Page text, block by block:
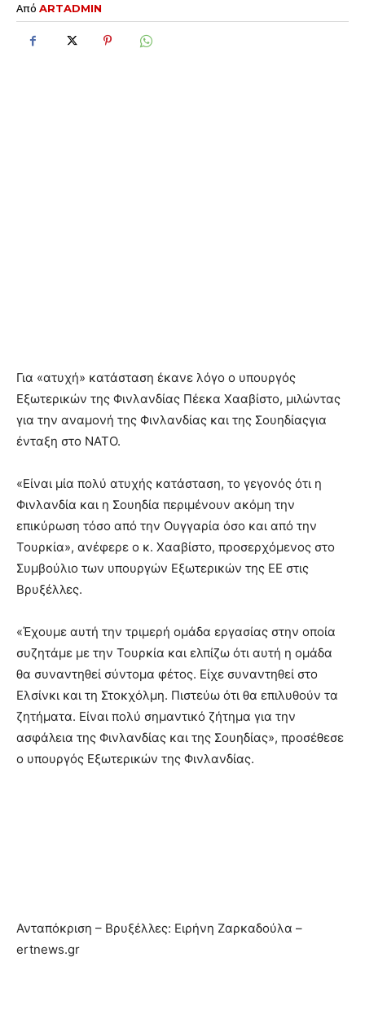
Από ARTADMIN
Για «ατυχή» κατάσταση έκανε λόγο ο υπουργός
Εξωτερικών της Φινλανδίας Πέεκα Χααβίστο, μιλώντας
για την αναμονή της Φινλανδίας και της Σουηδίαςγια
ένταξη στο ΝΑΤΟ.
«Είναι μία πολύ ατυχής κατάσταση, το γεγονός ότι η
Φινλανδία και η Σουηδία περιμένουν ακόμη την
επικύρωση τόσο από την Ουγγαρία όσο και από την
Τουρκία», ανέφερε ο κ. Χααβίστο, προσερχόμενος στο
Συμβούλιο των υπουργών Εξωτερικών της ΕΕ στις
Βρυξέλλες.
«Έχουμε αυτή την τριμερή ομάδα εργασίας στην οποία
συζητάμε με την Τουρκία και ελπίζω ότι αυτή η ομάδα
θα συναντηθεί σύντομα φέτος. Είχε συναντηθεί στο
Ελσίνκι και τη Στοκχόλμη. Πιστεύω ότι θα επιλυθούν τα
ζητήματα. Είναι πολύ σημαντικό ζήτημα για την
ασφάλεια της Φινλανδίας και της Σουηδίας», προσέθεσε
ο υπουργός Εξωτερικών της Φινλανδίας.
Ανταπόκριση – Βρυξέλλες: Ειρήνη Ζαρκαδούλα –
ertnews.gr